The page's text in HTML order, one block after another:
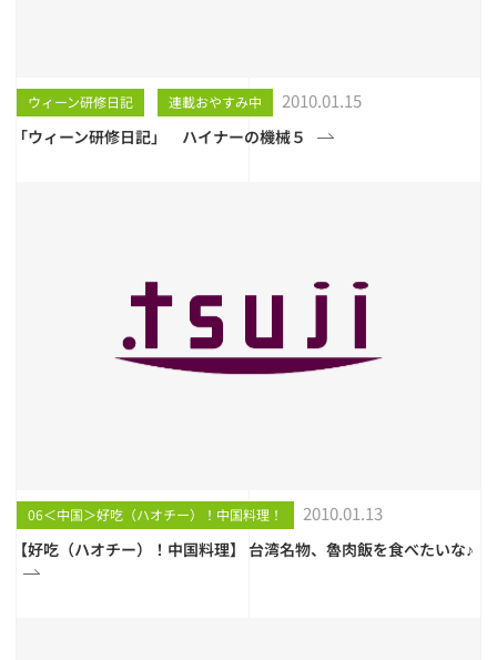
ウィーン研修日記 連載おやすみ中 2010.01.15
「ウィーン研修日記」 ハイナーの機械５
06＜中国＞好吃（ハオチー）！中国料理！ 2010.01.13
【好吃（ハオチー）！中国料理】 台湾名物、魯肉飯を食べたいな♪